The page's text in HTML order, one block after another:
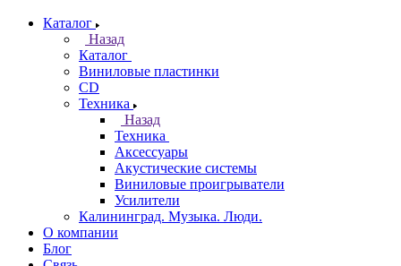
Каталог
Назад
Каталог
Виниловые пластинки
CD
Техника
Назад
Техника
Аксессуары
Акустические системы
Виниловые проигрыватели
Усилители
Калининград. Музыка. Люди.
О компании
Блог